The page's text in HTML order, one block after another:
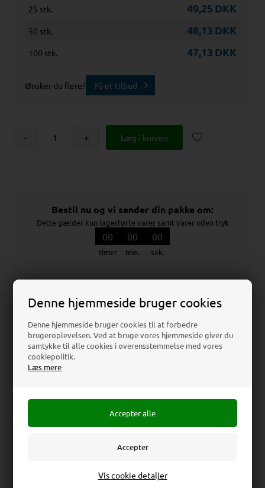
Denne hjemmeside bruger cookies
Denne hjemmeside bruger cookies til at forbedre
brugeroplevelsen. Ved at bruge vores hjemmeside giver du
samtykke til alle cookies i overensstemmelse med vores
cookiepolitik.
Læs mere
Vis cookie detaljer
25 stk. 49,25 DKK
50 stk. 48,13 DKK
100 stk. 47,13 DKK
Ønsker du flere? Få et tilbud
- +
Bestil nu og vi sender din pakke om:
Dette gælder kun lagerførte varer samt varer uden tryk
00
timer
00
min.
00
sek.
Teknisk Datablad
Download
Magnetisk menuholder beregnet til to print. Fremstillet i
Erhverv Privat